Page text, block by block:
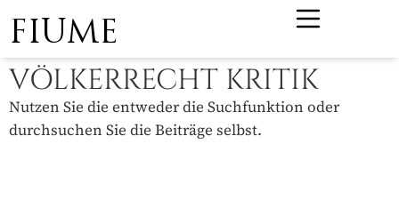
FIUME
VÖLKERRECHT KRITIK
Nutzen Sie die entweder die Suchfunktion oder
durchsuchen Sie die Beiträge selbst.